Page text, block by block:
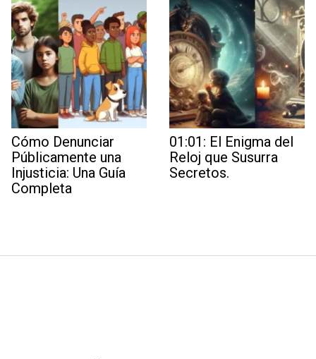
Cómo Denunciar
Públicamente una
Injusticia: Una Guía
Completa
01:01: El Enigma del
Reloj que Susurra
Secretos.